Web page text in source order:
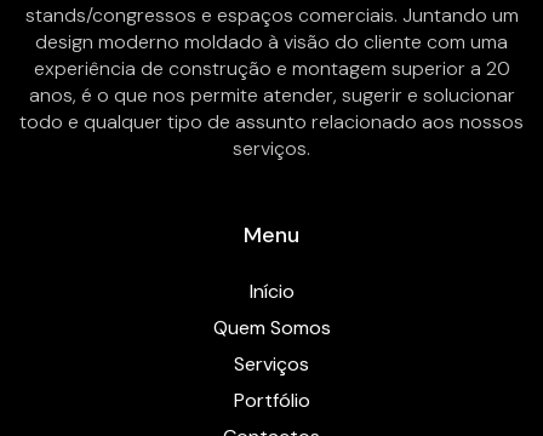
stands/congressos e espaços comerciais. Juntando um
design moderno moldado à visão do cliente com uma
experiência de construção e montagem superior a 20
anos, é o que nos permite atender, sugerir e solucionar
todo e qualquer tipo de assunto relacionado aos nossos
serviços.
Menu
Início
Quem Somos
Serviços
Portfólio